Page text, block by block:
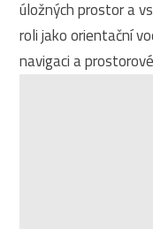
úložných prostor a
roli jako orientační
navigaci a